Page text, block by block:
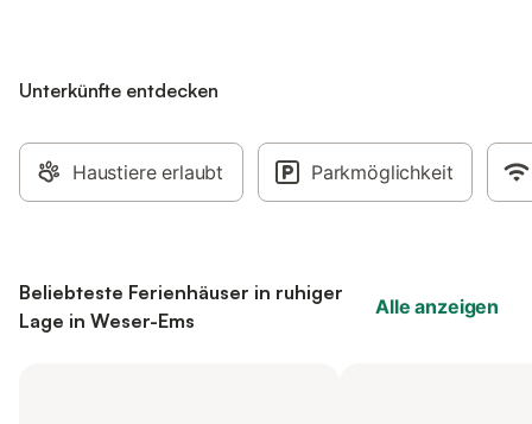
Unterkünfte entdecken
Haustiere erlaubt Parkmöglichkeit
Beliebteste Ferienhäuser in ruhiger
Lage in Weser-Ems
Alle anzeigen